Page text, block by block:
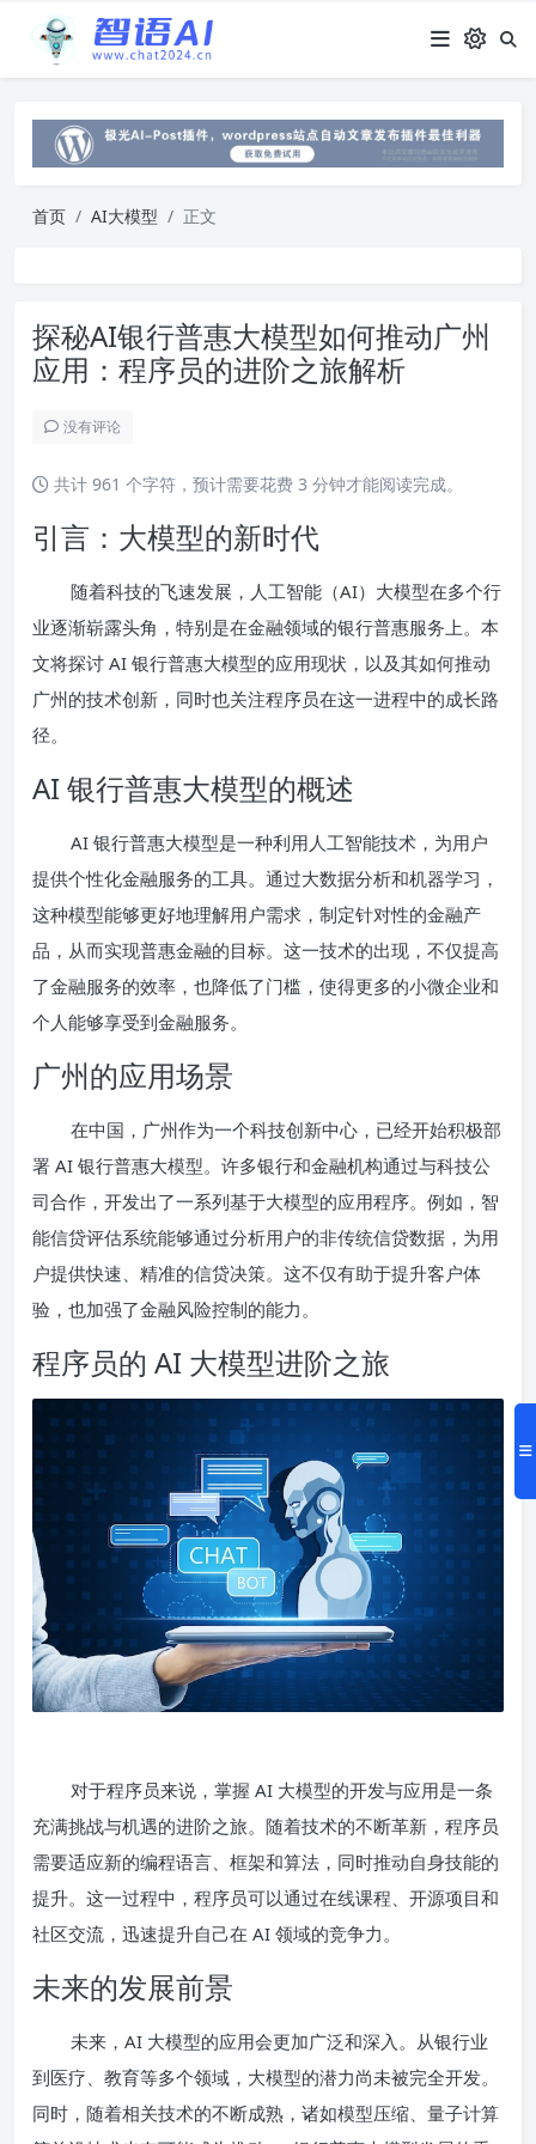
首页 AI大模型 正文
探秘AI银行普惠大模型如何推动广州
应用：程序员的进阶之旅解析
没有评论
共计 961 个字符，预计需要花费 3 分钟才能阅读完成。
引言：大模型的新时代
随着科技的飞速发展，人工智能（AI）大模型在多个行
业逐渐崭露头角，特别是在金融领域的银行普惠服务上。本
文将探讨 AI 银行普惠大模型的应用现状，以及其如何推动
广州的技术创新，同时也关注程序员在这一进程中的成长路
径。
AI 银行普惠大模型的概述
AI 银行普惠大模型是一种利用人工智能技术，为用户
提供个性化金融服务的工具。通过大数据分析和机器学习，
这种模型能够更好地理解用户需求，制定针对性的金融产
品，从而实现普惠金融的目标。这一技术的出现，不仅提高
了金融服务的效率，也降低了门槛，使得更多的小微企业和
个人能够享受到金融服务。
广州的应用场景
在中国，广州作为一个科技创新中心，已经开始积极部
署 AI 银行普惠大模型。许多银行和金融机构通过与科技公
司合作，开发出了一系列基于大模型的应用程序。例如，智
能信贷评估系统能够通过分析用户的非传统信贷数据，为用
户提供快速、精准的信贷决策。这不仅有助于提升客户体
验，也加强了金融风险控制的能力。
程序员的 AI 大模型进阶之旅
对于程序员来说，掌握 AI 大模型的开发与应用是一条
充满挑战与机遇的进阶之旅。随着技术的不断革新，程序员
需要适应新的编程语言、框架和算法，同时推动自身技能的
提升。这一过程中，程序员可以通过在线课程、开源项目和
社区交流，迅速提升自己在 AI 领域的竞争力。
未来的发展前景
未来，AI 大模型的应用会更加广泛和深入。从银行业
到医疗、教育等多个领域，大模型的潜力尚未被完全开发。
同时，随着相关技术的不断成熟，诸如模型压缩、量子计算